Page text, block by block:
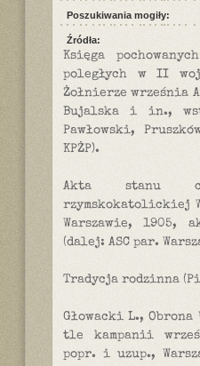
Poszukiwania mogiły:
Źródła:
Księga
poległych w II
Żołnierze września
Bujalska i in.,
Pawłowski,
KPŻP).
Akta stanu
rzymskokatolickiej
Warszawie, 1905,
(dalej: ASC par.
Tradycja rodzinna
Głowacki L.,
tle kampanii
popr. i uzup.,